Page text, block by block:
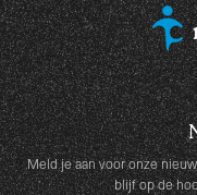
Meld je aan voor onze
blijf op de